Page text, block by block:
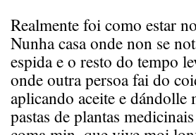
Realmente foi como estar
Nunha casa onde non se
espida e o resto do tempo
onde outra persoa fai do
aplicando aceite e dándolle
pastas de plantas